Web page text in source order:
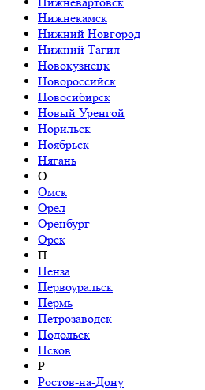
Нижнекамск
Нижний Новгород
Нижний Тагил
Новокузнецк
Новороссийск
Новосибирск
Новый Уренгой
Норильск
Ноябрьск
Нягань
О
Омск
Орел
Оренбург
Орск
П
Пенза
Первоуральск
Пермь
Петрозаводск
Подольск
Псков
Р
Ростов-на-Дону